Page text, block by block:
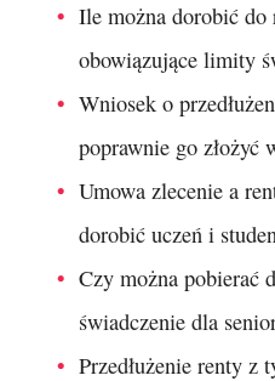
Ile można dorobić do
obowiązujące limity
Wniosek o
poprawnie go złożyć
Umowa zlecenie a
dorobić uczeń i
Czy można pobierać
świadczenie dla
Przedłużenie renty z